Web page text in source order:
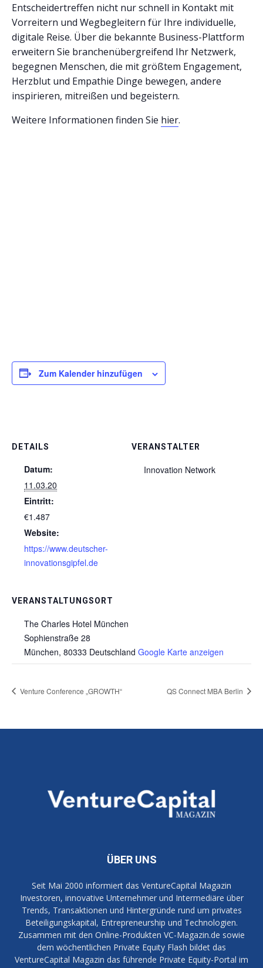
Entscheidertreffen nicht nur schnell in Kontakt mit
Vorreitern und Wegbegleitern für Ihre individuelle,
digitale Reise. Über die bekannte Business-Plattform
erweitern Sie branchenübergreifend Ihr Netzwerk,
begegnen Menschen, die mit größtem Engagement,
Herzblut und Empathie Dinge bewegen, andere
inspirieren, mitreißen und begeistern.
Weitere Informationen finden Sie hier.
Zum Kalender hinzufügen
DETAILS
Datum:
11.03.20
Eintritt:
€1.487
Website:
https://www.deutscher-
innovationsgipfel.de
VERANSTALTUNGSORT
The Charles Hotel München
Sophienstraße 28
München, 80333 Deutschland Google Karte anzeigen
VERANSTALTER
Innovation Network
Venture Conference „GROWTH“ QS Connect MBA Berlin
ÜBER UNS
Seit Mai 2000 informiert das VentureCapital Magazin
Investoren, innovative Unternehmer und Intermediäre über
Trends, Transaktionen und Hintergründe rund um privates
Beteiligungskapital, Entrepreneurship und Technologien.
Zusammen mit den Online-Produkten VC-Magazin.de sowie
dem wöchentlichen Private Equity Flash bildet das
VentureCapital Magazin das führende Private Equity-Portal im